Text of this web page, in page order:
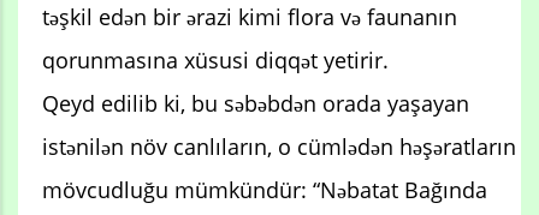
təşkil edən bir ərazi kimi flora və faunanın
qorunmasına xüsusi diqqət yetirir.
Qeyd edilib ki, bu səbəbdən orada yaşayan
istənilən növ canlıların, o cümlədən həşəratların
mövcudluğu mümkündür: “Nəbatat Bağında